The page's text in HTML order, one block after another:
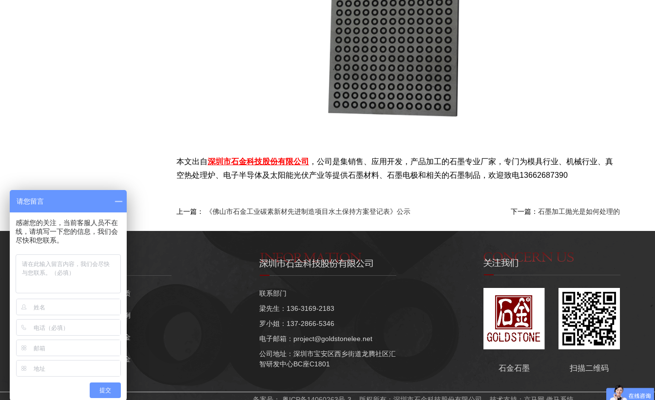
本文出自深圳市石金科技股份有限公司
，公司是集销售、应用开发，产品加工的石墨专业厂家，专门为模具行业、机械行业、真
空热处理炉、电子半导体及太阳能光伏产业等提供石墨材料、石墨电极和相关的石墨制品，欢迎致电13662687390
上一篇： 《佛山市石金工业碳素新材先进制造项目水土保持方案登记表》公示 下一篇： 石墨加工抛光是如何处理的
石金首页 荣誉资质
石墨制品 客户案例
产品中心 关于石金
应用领域 联系石金
联系部门
梁先生：136-3169-2183
罗小姐：137-2866-5346
电子邮箱：project@goldstonelee.net
公司地址：深圳市宝安区西乡街道龙腾社区汇
智研发中心BC座C1801
石金石墨 扫描二维码
请您留言
感谢您的关注，当前客服人员不在
线，请填写一下您的信息，我们会
尽快和您联系。
提交